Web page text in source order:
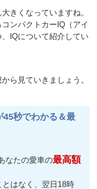
きくなっていますね。
ンパクトカーIQ（アイ
IQについて紹介してい
ら見ていきましょう。
45秒でわかる＆最
なたの愛車の最高額
はなく、翌日18時